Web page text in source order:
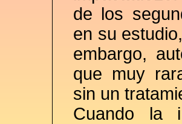
de los
en su
embargo,
que muy
sin un
Cuando la